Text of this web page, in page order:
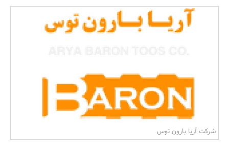
مسکن و ساختمان
شرکت آریا بارون توس